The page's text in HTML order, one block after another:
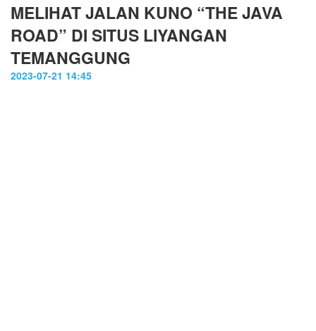
MELIHAT JALAN KUNO “THE JAVA
ROAD” DI SITUS LIYANGAN
TEMANGGUNG
2023-07-21 14:45